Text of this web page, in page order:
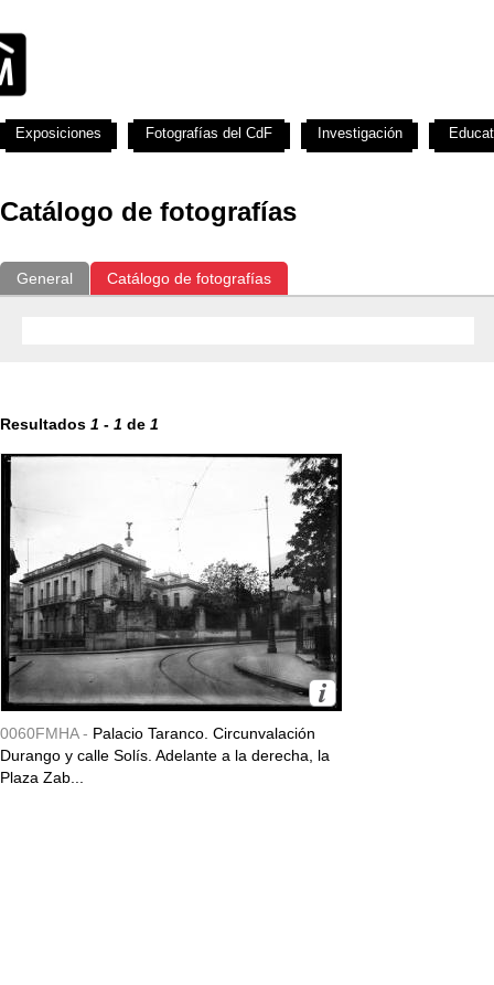
Catálogo de fotografías
General Catálogo de fotografías
Resultados 1 - 1 de 1
0060FMHA - Palacio Taranco. Circunvalación
Durango y calle Solís. Adelante a la derecha, la
Plaza Zab...
Exposiciones Fotografías del CdF Investigación